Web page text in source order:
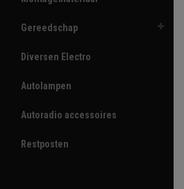
Gereedschap
Diversen Electro
Autolampen
Autoradio accessoires
Restposten